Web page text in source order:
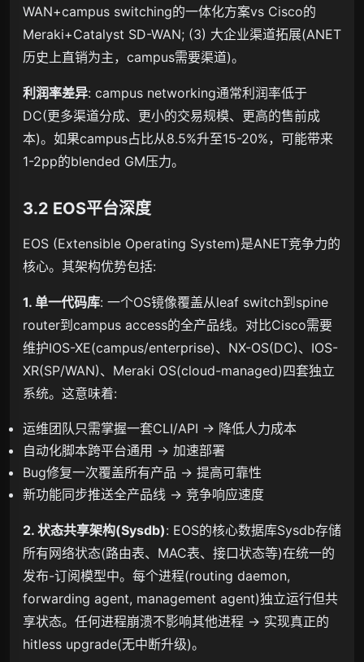
WAN+campus switching的一体化方案vs Cisco的
Meraki+Catalyst SD-WAN; (3) 大企业渠道拓展(ANET
历史上直销为主，campus需要渠道)。
利润率差异: campus networking通常利润率低于
DC(更多渠道分成、更小的交易规模、更高的售前成
本)。如果campus占比从8.5%升至15-20%，可能带来
1-2pp的blended GM压力。
3.2 EOS平台深度
EOS (Extensible Operating System)是ANET竞争力的
核心。其架构优势包括:
1. 单一代码库: 一个OS镜像覆盖从leaf switch到spine
router到campus access的全产品线。对比Cisco需要
维护IOS-XE(campus/enterprise)、NX-OS(DC)、IOS-
XR(SP/WAN)、Meraki OS(cloud-managed)四套独立
系统。这意味着:
运维团队只需掌握一套CLI/API → 降低人力成本
自动化脚本跨平台通用 → 加速部署
Bug修复一次覆盖所有产品 → 提高可靠性
新功能同步推送全产品线 → 竞争响应速度
2. 状态共享架构(Sysdb): EOS的核心数据库Sysdb存储
所有网络状态(路由表、MAC表、接口状态等)在统一的
发布-订阅模型中。每个进程(routing daemon,
forwarding agent, management agent)独立运行但共
享状态。任何进程崩溃不影响其他进程 → 实现真正的
hitless upgrade(无中断升级)。